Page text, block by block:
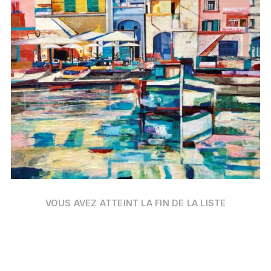
Date
VOUS AVEZ ATTEINT LA FIN DE LA LISTE